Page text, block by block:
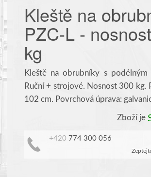
Kleště na
PZC-L -
kg
Kleště na obrubníky s podélným
Ruční + strojové. Nosnost 300 kg.
102 cm. Povrchová úprava:
Zboží je
+420 774 300 056